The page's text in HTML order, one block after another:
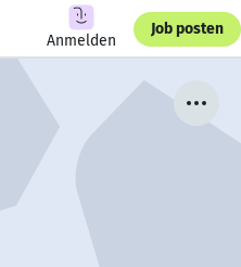
Anmelden
Job posten